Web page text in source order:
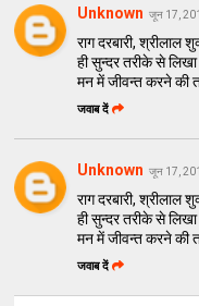
Unknown जून 17,
राग दरबारी, श्रीलाल
ही सुन्दर तरीके से
मन में जीवन्त करने की
जवाब दें
Unknown जून 17,
राग दरबारी, श्रीलाल
ही सुन्दर तरीके से
मन में जीवन्त करने की
जवाब दें